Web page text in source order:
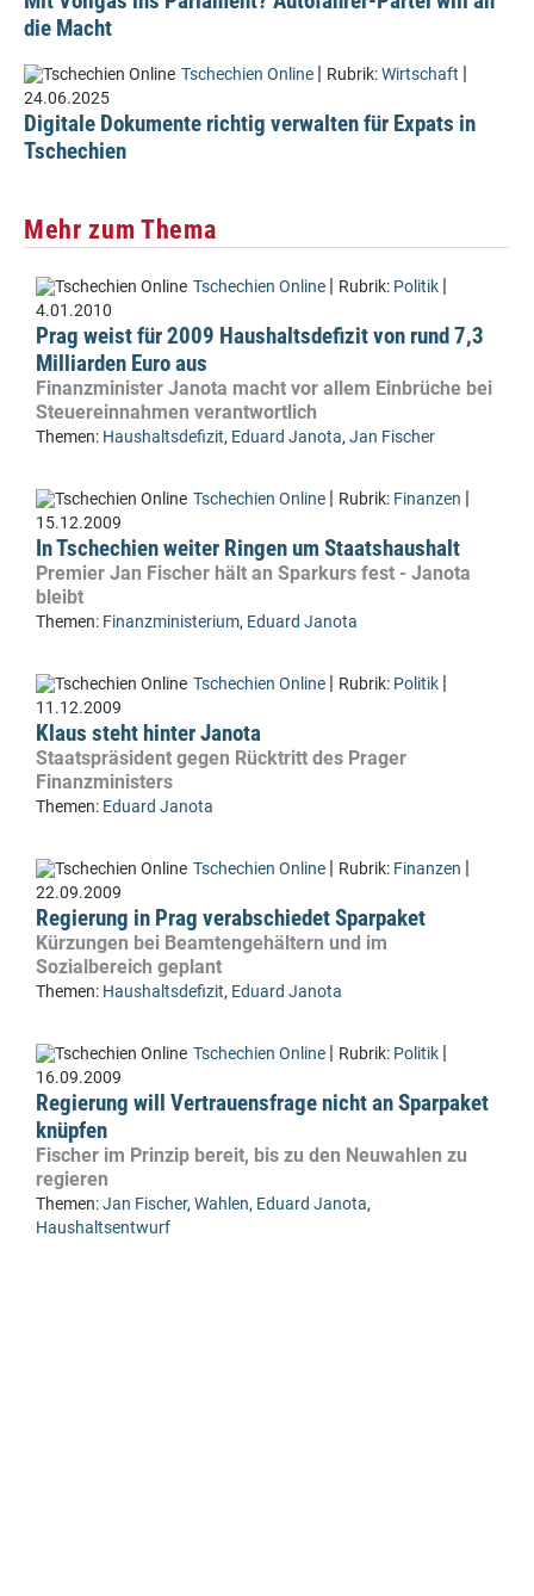
die Macht
Tschechien Online | Rubrik:Wirtschaft |
24.06.2025
Digitale Dokumente richtig verwalten für Expats in
Tschechien
Mehr zum Thema
Tschechien Online | Rubrik: Politik |
4.01.2010
Prag weist für 2009 Haushaltsdefizit von rund 7,3
Milliarden Euro aus
Finanzminister Janota macht vor allem Einbrüche bei
Steuereinnahmen verantwortlich
Themen: Haushaltsdefizit, Eduard Janota, Jan Fischer
Tschechien Online | Rubrik: Finanzen |
15.12.2009
In Tschechien weiter Ringen um Staatshaushalt
Premier Jan Fischer hält an Sparkurs fest - Janota
bleibt
Themen: Finanzministerium, Eduard Janota
Tschechien Online | Rubrik: Politik |
11.12.2009
Klaus steht hinter Janota
Staatspräsident gegen Rücktritt des Prager
Finanzministers
Themen: Eduard Janota
Tschechien Online | Rubrik: Finanzen |
22.09.2009
Regierung in Prag verabschiedet Sparpaket
Kürzungen bei Beamtengehältern und im
Sozialbereich geplant
Themen: Haushaltsdefizit, Eduard Janota
Tschechien Online | Rubrik: Politik |
16.09.2009
Regierung will Vertrauensfrage nicht an Sparpaket
knüpfen
Fischer im Prinzip bereit, bis zu den Neuwahlen zu
regieren
Themen:Jan Fischer, Wahlen, Eduard Janota,
Haushaltsentwurf